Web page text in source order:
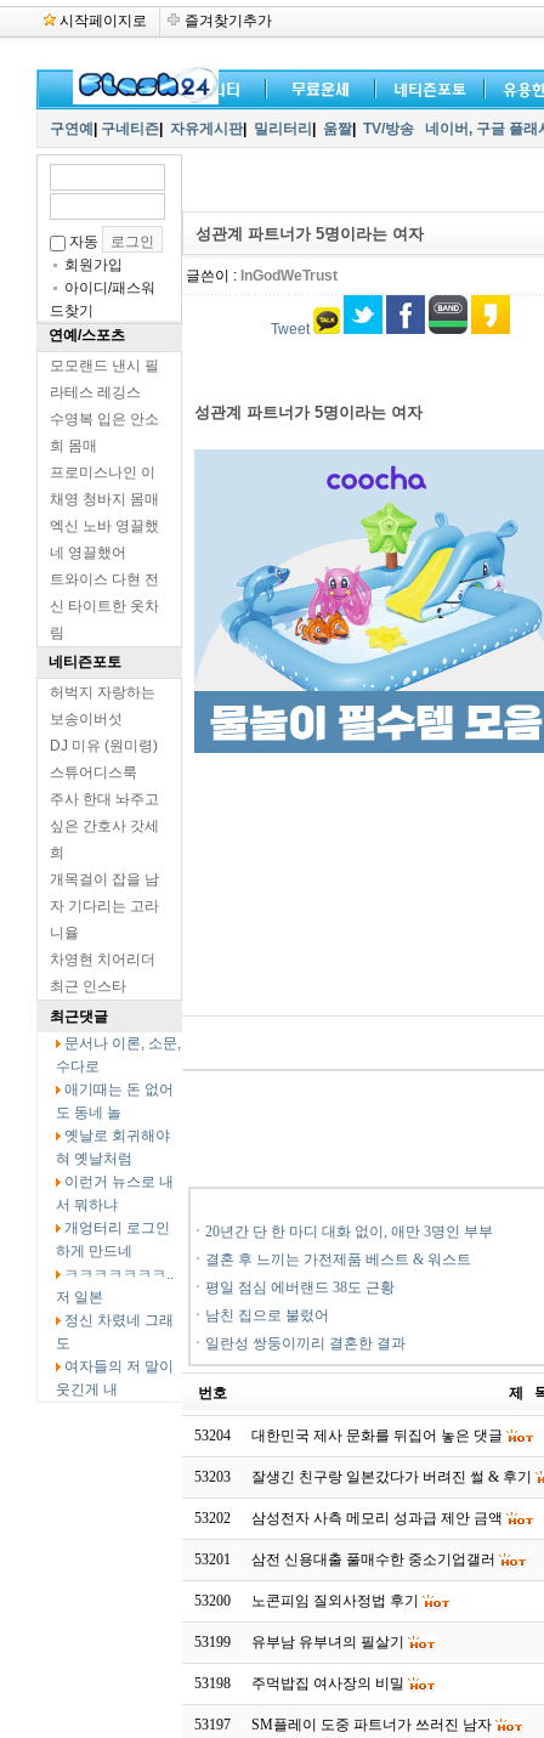
시작페이지로 즐겨찾기추가
구연예 구네티즌 자유게시판| 밀리터리 움짤| TV/방송 네이버, 구글 플
자동
회원가입
아이디/패스워
드찾기
연예/스포츠
모모랜드 낸시 필
라테스 레깅스
수영복 입은 안소
희 몸매
프로미스나인 이
채영 청바지 몸매
엑신 노바 영끌했
네 영끌했어
트와이스 다현 전
신 타이트한 옷차
림
네티즌포토
허벅지 자랑하는
보송이버섯
DJ 미유 (원미령)
스튜어디스룩
주사 한대 놔주고
싶은 간호사 갓세
희
개목걸이 잡을 남
자 기다리는 고라
니율
차영현 치어리더
최근 인스타
최근댓글
문서나 이론, 소문,
수다로
애기때는 돈 없어
도 동네 놀
옛날로 회귀해야
혀 옛날처럼
이런거 뉴스로 내
서 뭐하냐
개엉터리 로그인
하게 만드네
ㅋㅋㅋㅋㅋㅋㅋ..
저 일본
정신 차렸네 그래
도
여자들의 저 말이
웃긴게 내
성관계 파트너가 5명이라는 여자
글쓴이 : InGodWeTrust
Tweet
성관계 파트너가 5명이라는 여자
ㆍ 20년간 단 한 마디 대화 없이, 애만 3명인 부부
ㆍ 결혼 후 느끼는 가전제품 베스트 & 워스트
ㆍ 평일 점심 에버랜드 38도 근황
ㆍ 남친 집으로 불렀어
ㆍ 일란성 쌍둥이끼리 결혼한 결과
번호 제
53204 대한민국 제사 문화를 뒤집어 놓은 댓글
53203 잘생긴 친구랑 일본갔다가 버려진 썰 & 후기
53202 삼성전자 사측 메모리 성과급 제안 금액
53201 삼전 신용대출 풀매수한 중소기업갤러
53200 노콘피임 질외사정법 후기
53199 유부남 유부녀의 필살기
53198 주먹밥집 여사장의 비밀
53197 SM플레이 도중 파트너가 쓰러진 남자